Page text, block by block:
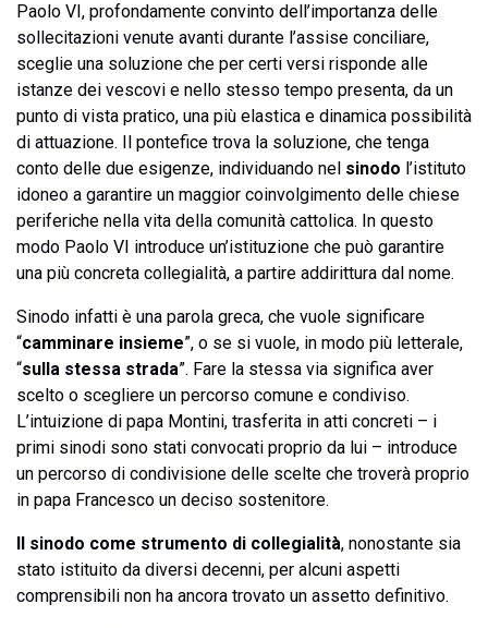
Paolo VI, profondamente convinto dell’importanza delle
sollecitazioni venute avanti durante l’assise conciliare,
sceglie una soluzione che per certi versi risponde alle
istanze dei vescovi e nello stesso tempo presenta, da un
punto di vista pratico, una più elastica e dinamica possibilità
di attuazione. Il pontefice trova la soluzione, che tenga
conto delle due esigenze, individuando nel sinodo l’istituto
idoneo a garantire un maggior coinvolgimento delle chiese
periferiche nella vita della comunità cattolica. In questo
modo Paolo VI introduce un’istituzione che può garantire
una più concreta collegialità, a partire addirittura dal nome.
Sinodo infatti è una parola greca, che vuole significare
“camminare insieme”, o se si vuole, in modo più letterale,
“sulla stessa strada”. Fare la stessa via significa aver
scelto o scegliere un percorso comune e condiviso.
L’intuizione di papa Montini, trasferita in atti concreti – i
primi sinodi sono stati convocati proprio da lui – introduce
un percorso di condivisione delle scelte che troverà proprio
in papa Francesco un deciso sostenitore.
Il sinodo come strumento di collegialità, nonostante sia
stato istituito da diversi decenni, per alcuni aspetti
comprensibili non ha ancora trovato un assetto definitivo.